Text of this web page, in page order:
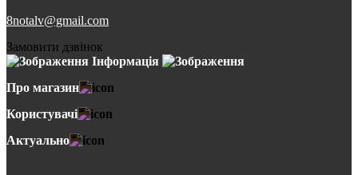
8notalv@gmail.com
Замовити дзвінок
Інформація
Про магазин
Користувачі
Актуально